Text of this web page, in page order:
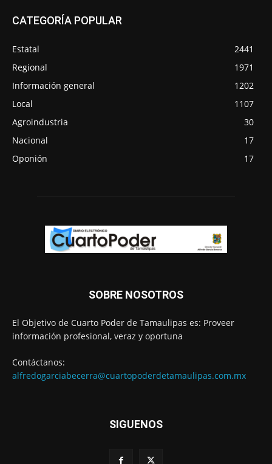
CATEGORÍA POPULAR
Estatal
2441
Regional
1971
Información general
1202
Local
1107
Agroindustria
30
Nacional
17
Oponión
17
SOBRE NOSOTROS
El Objetivo de Cuarto Poder de Tamaulipas es: Proveer
información profesional, veraz y oportuna
Contáctanos:
alfredogarciabecerra@cuartopoderdetamaulipas.com.mx
SIGUENOS